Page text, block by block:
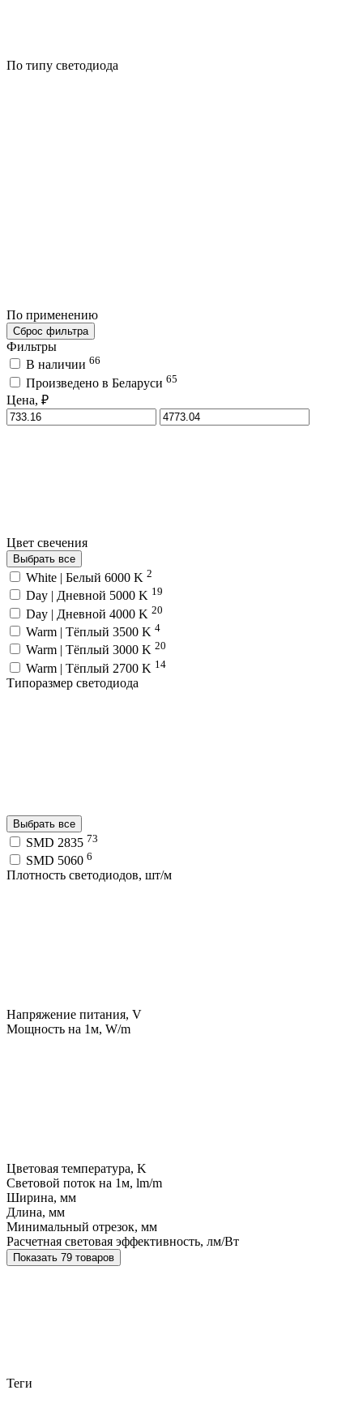
По типу светодиода
По применению
Сброс фильтра
Фильтры
В наличии 66
Произведено в Беларуси 65
Цена, ₽
Цвет свечения
Выбрать все
White | Белый 6000 K 2
Day | Дневной 5000 K 19
Day | Дневной 4000 K 20
Warm | Тёплый 3500 K 4
Warm | Тёплый 3000 K 20
Warm | Тёплый 2700 K 14
Типоразмер светодиода
Выбрать все
SMD 2835 73
SMD 5060 6
Плотность светодиодов, шт/м
Напряжение питания, V
Мощность на 1м, W/m
Цветовая температура, K
Световой поток на 1м, lm/m
Ширина, мм
Длина, мм
Минимальный отрезок, мм
Расчетная световая эффективность, лм/Вт
Показать 79 товаров
Теги